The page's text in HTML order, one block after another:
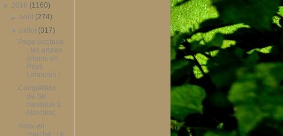
▼ 2016 (1160)
► août (274)
▼ juillet (317)
Page occitane
: les arbres
totems en
Pays
Limousin !
Compétition
de Ski
nautique à
Marcillac
Rock en
marche : Le